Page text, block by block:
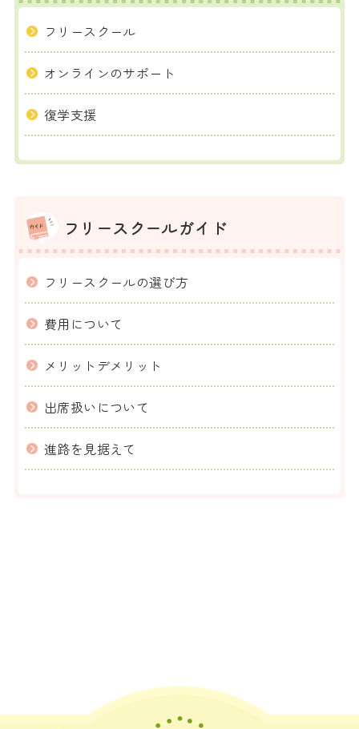
フリースクール
オンラインのサポート
復学支援
フリースクールガイド
フリースクールの選び方
費用について
メリットデメリット
出席扱いについて
進路を見据えて